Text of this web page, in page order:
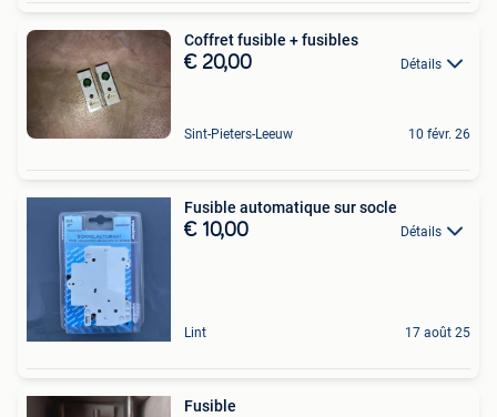
Coffret fusible + fusibles
€ 20,00 Détails
Sint-Pieters-Leeuw 10 févr. 26
Fusible automatique sur socle
€ 10,00 Détails
Lint 17 août 25
Fusible